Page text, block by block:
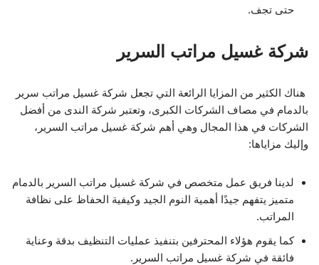
حتى تجف.
شركة غسيل مراتب السرير
هناك الكثير من المزايا الرائعة التي تجعل شركة غسيل مراتب سرير
بالدمام في مصاف الشركات الكبرى، وتعتبر شركة الندى من أفضل
الشركات في هذا المجال وهي أهم شركة غسيل مراتب السرير،
وإليك مزاياها:
لدينا فريق عمل متخصص في شركة غسيل مراتب السرير بالدمام
متميز يتفهم جيدًا أهمية النوم الجيد وكيفية الحفاظ على نظافة
المراتب.
كما يقوم هؤلاء المحترفين بتنفيذ عمليات التنظيف بدقة وعناية
فائقة في شركة غسيل مراتب السرير.